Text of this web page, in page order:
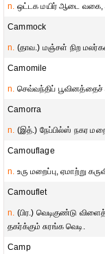
n. ஒட்டக மயிர் ஆடை
Cammock
n. (தாவ.) மஞ்சள் நிற
Camomile
n. செவ்வந்திப் பூவினத்தைச்
Camorra
n. (இத்.) நேப்பில்ஸ் நகர
Camouflage
n. உரு மறைப்பு, ஏமாற்று
Camouflet
n. (பிர.) வெடிகுண்டு
தகர்க்கும் சுரங்க வெடி.
Camp